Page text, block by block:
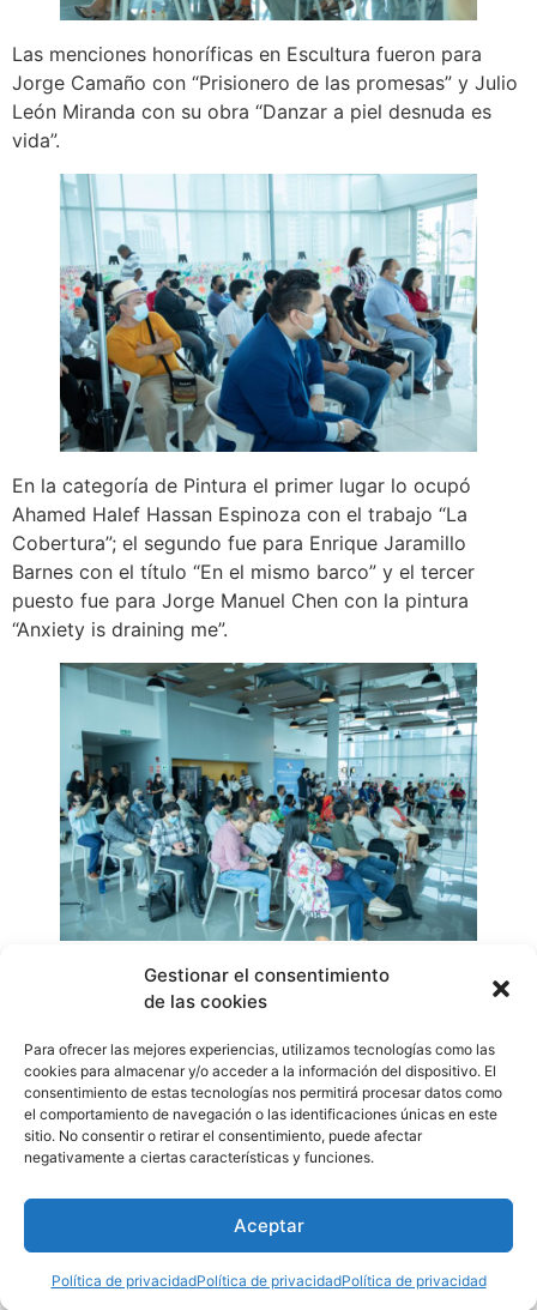
Gestionar el consentimiento
de las cookies
Para ofrecer las mejores experiencias, utilizamos tecnologías como las
cookies para almacenar y/o acceder a la información del dispositivo. El
consentimiento de estas tecnologías nos permitirá procesar datos como
el comportamiento de navegación o las identificaciones únicas en este
sitio. No consentir o retirar el consentimiento, puede afectar
negativamente a ciertas características y funciones.
Aceptar
Política de privacidadPolítica de privacidadPolítica de privacidad
Las menciones honoríficas en Escultura fueron para
Jorge Camaño con “Prisionero de las promesas” y Julio
León Miranda con su obra “Danzar a piel desnuda es
vida”.
En la categoría de Pintura el primer lugar lo ocupó
Ahamed Halef Hassan Espinoza con el trabajo “La
Cobertura”; el segundo fue para Enrique Jaramillo
Barnes con el título “En el mismo barco” y el tercer
puesto fue para Jorge Manuel Chen con la pintura
“Anxiety is draining me”.
En esta edición del concurso Nacional de Artes
Visuales, Roberto Lewis fueron homenajeados, por su
Sandra Eleta, Adriano Herrerabarría, Amalia Tapia y
Manuel Adán Vásquez. El acto de premiación será el
próximo 7 de septiembre en el Teatro Nacional.
WhatsApp
Compartir
artesvisuales
fotografía,ganadores,obras,Panamá,pinturas